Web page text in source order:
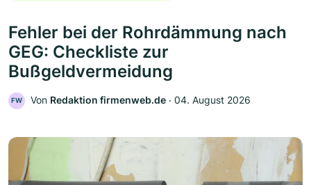
Fehler bei der Rohrdämmung nach
GEG: Checkliste zur
Bußgeldvermeidung
FW Von Redaktion firmenweb.de ‧ 04. August 2026